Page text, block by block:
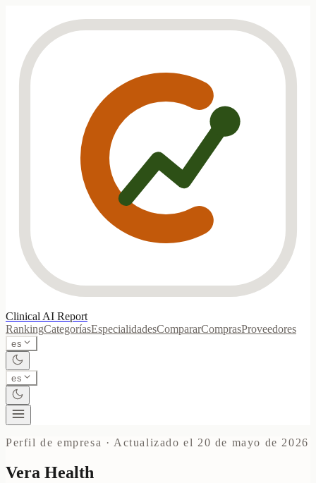
Clinical AI Report
RankingCategoríasEspecialidadesCompararComprasProveedores
es
es
Perfil de empresa · Actualizado el 20 de mayo de 2026
Vera Health